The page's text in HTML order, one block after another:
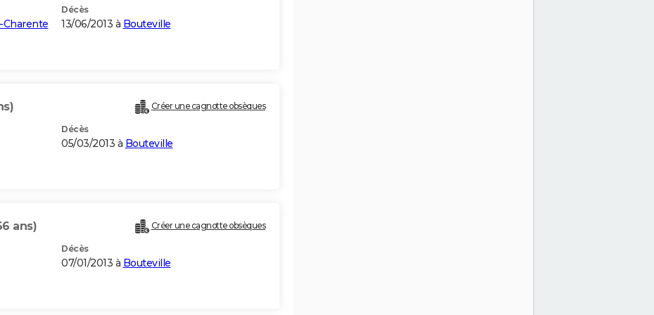
Charente
Décès
13/06/2013 à Bouteville
Créer une cagnotte obsèques
Décès
05/03/2013 à Bouteville
ans) Créer une cagnotte obsèques
Décès
07/01/2013 à Bouteville